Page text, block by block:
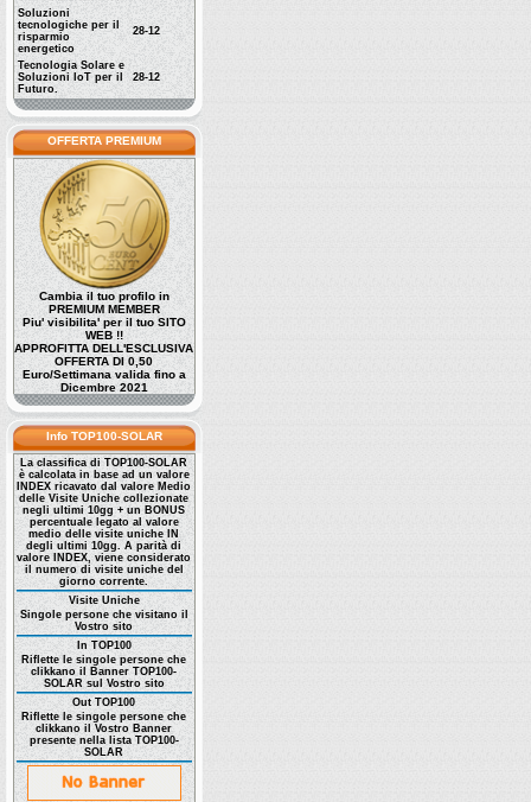
Soluzioni
tecnologiche per il
risparmio
energetico
28-12
Tecnologia Solare e
Soluzioni IoT per il
Futuro.
28-12
OFFERTA PREMIUM
Cambia il tuo profilo in
PREMIUM MEMBER
Piu' visibilita' per il tuo SITO
WEB !!
APPROFITTA DELL'ESCLUSIVA
OFFERTA DI 0,50
Euro/Settimana valida fino a
Dicembre 2021
Info TOP100-SOLAR
La classifica di TOP100-SOLAR
è calcolata in base ad un valore
INDEX ricavato dal valore Medio
delle Visite Uniche collezionate
negli ultimi 10gg + un BONUS
percentuale legato al valore
medio delle visite uniche IN
degli ultimi 10gg. A parità di
valore INDEX, viene considerato
il numero di visite uniche del
giorno corrente.
Visite Uniche
Singole persone che visitano il
Vostro sito
In TOP100
Riflette le singole persone che
clikkano il Banner TOP100-
SOLAR sul Vostro sito
Out TOP100
Riflette le singole persone che
clikkano il Vostro Banner
presente nella lista TOP100-
SOLAR